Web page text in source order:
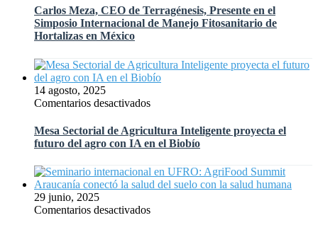
más
rentable
Meza,
CEO
Presente
en
el
Internacional
Manejo
Fitosanitario
Hortalizas
en
Carlos Meza, CEO de Terragénesis, Presente en el
Simposio Internacional de Manejo Fitosanitario de
Hortalizas en México
14 agosto, 2025
Comentarios desactivadosen
Sectorial
de
Inteligente
proyecta
el
del
Mesa Sectorial de Agricultura Inteligente proyecta el
futuro del agro con IA en el Biobío
29 junio, 2025
Comentarios desactivadosen